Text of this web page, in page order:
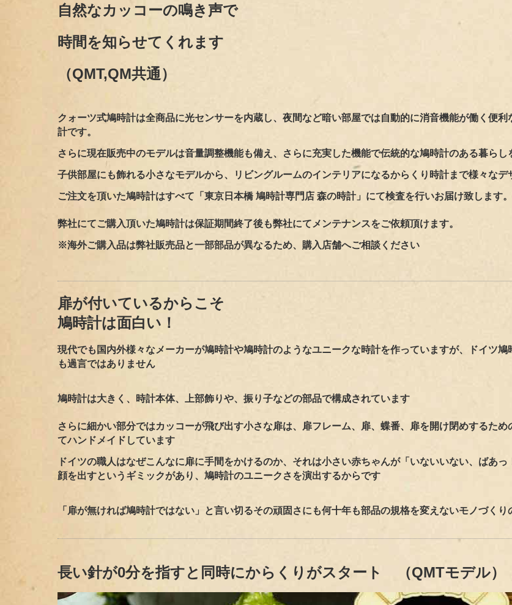
自然なカッコーの鳴き声で
時間を知らせてくれます
（QMT,QM共通）
クォーツ式鳩時計は全商品に光センサーを内蔵し、夜間など暗い部屋では自動的に消音機能が働く便利
計です。
さらに現在販売中のモデルは音量調整機能も備え、さらに充実した機能で伝統的な鳩時計のある暮らし
子供部屋にも飾れる小さなモデルから、リビングルームのインテリアになるからくり時計まで様々なデ
ご注文を頂いた鳩時計はすべて「東京日本橋 鳩時計専門店 森の時計」にて検査を行いお届け致します。
弊社にてご購入頂いた鳩時計は保証期間終了後も弊社にてメンテナンスをご依頼頂けます。
※海外ご購入品は弊社販売品と一部部品が異なるため、購入店舗へご相談ください
扉が付いているからこそ
鳩時計は面白い！
現代でも国内外様々なメーカーが鳩時計や鳩時計のようなユニークな時計を作っていますが、ドイツ鳩
も過言ではありません
鳩時計は大きく、時計本体、上部飾りや、振り子などの部品で構成されています
さらに細かい部分ではカッコーが飛び出す小さな扉は、扉フレーム、扉、蝶番、扉を開け閉めするた
てハンドメイドしています
ドイツの職人はなぜこんなに扉に手間をかけるのか、それは小さい赤ちゃんが「いないいない、ばあ
顔を出すというギミックがあり、鳩時計のユニークさを演出するからです
「扉が無ければ鳩時計ではない」 と言い切るその頑固さにも何十年も部品の規格を変えないモノづく
長い針が0分を指すと同時にからくりがスタート （QMTモデル）